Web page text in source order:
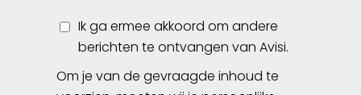
Ik ga ermee akkoord om andere
berichten te ontvangen van Avisi.
Om je van de gevraagde inhoud te